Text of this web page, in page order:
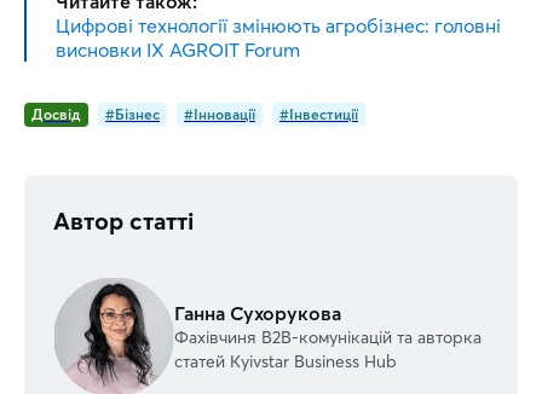
Цифрові технології змінюють агробізнес: головні
висновки IX AGROIT Forum
Досвід #Бізнес #Інновації #Інвестиції
Автор статті
Ганна Сухорукова
Фахівчиня В2В-комунікацій та авторка
статей Kyivstar Business Hub